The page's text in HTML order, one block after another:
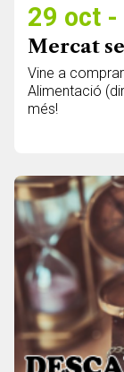
29 oct -
Mercat
Vine a
Alimentació
més!